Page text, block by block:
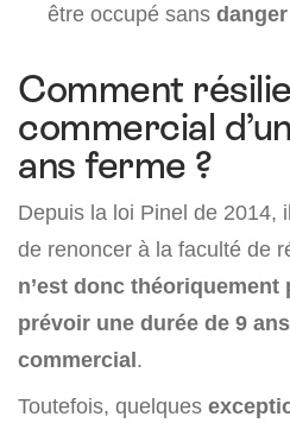
être occupé sans danger
Comment
commercial
ans ferme ?
Depuis la loi Pinel de 2014,
de renoncer à la faculté de
n’est donc théoriquement
prévoir une durée de 9
commercial.
Toutefois, quelques